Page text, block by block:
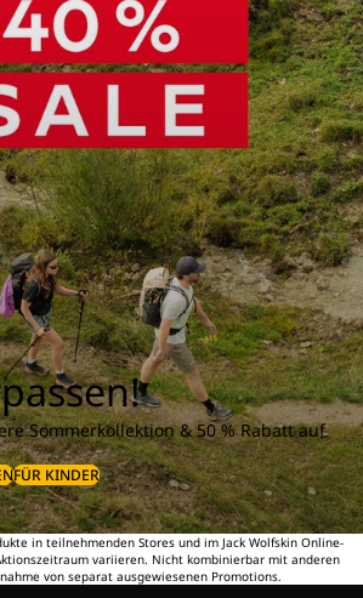
Sommerkollektion & 50 % Rabatt auf
FÜR KINDER
in teilnehmenden Stores und im Jack Wolfskin Online-
variieren. Nicht kombinierbar mit anderen
von separat ausgewiesenen Promotions.